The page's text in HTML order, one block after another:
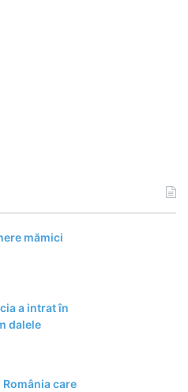
mămici
a intrat în
dalele
care